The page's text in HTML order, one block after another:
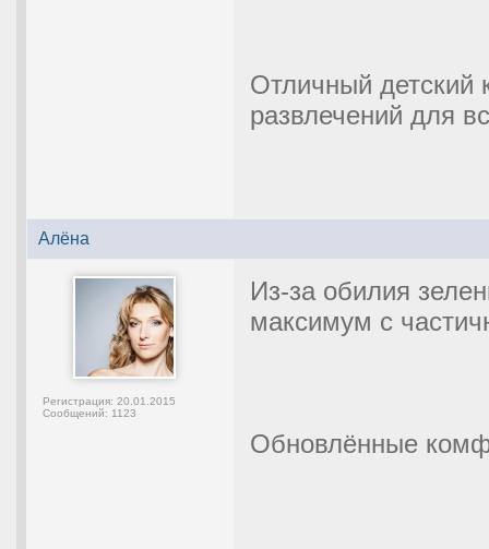
Отличный детский
развлечений для
Алёна
Регистрация: 20.01.2015
Сообщений: 1123
Из-за обилия
максимум с
Обновлённые